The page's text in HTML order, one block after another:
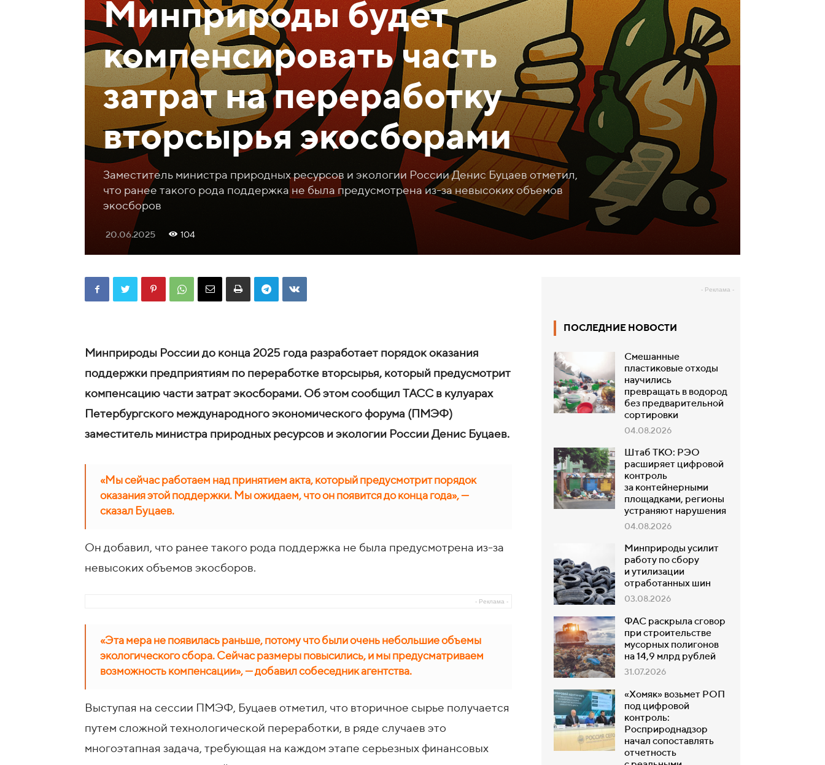
Минприроды будет
компенсировать часть
затрат на переработку
вторсырья экосборами
Заместитель министра природных ресурсов и экологии России Денис Буцаев отметил,
что ранее такого рода поддержка не была предусмотрена из-за невысоких объемов
экосборов
20.06.2025 104
Минприроды России до конца 2025 года разработает порядок оказания
поддержки предприятиям по переработке вторсырья, который предусмотрит
компенсацию части затрат экосборами. Об этом сообщил ТАСС в кулуарах
Петербургского международного экономического форума (ПМЭФ)
заместитель министра природных ресурсов и экологии России Денис Буцаев.
«Мы сейчас работаем над принятием акта, который предусмотрит порядок
оказания этой поддержки. Мы ожидаем, что он появится до конца года», —
сказал Буцаев.
Он добавил, что ранее такого рода поддержка не была предусмотрена из-за
невысоких объемов экосборов.
- Реклама -
«Эта мера не появилась раньше, потому что были очень небольшие объемы
экологического сбора. Сейчас размеры повысились, и мы предусматриваем
возможность компенсации», — добавил собеседник агентства.
Выступая на сессии ПМЭФ, Буцаев отметил, что вторичное сырье получается
путем сложной технологической переработки, в ряде случаев это
многоэтапная задача, требующая на каждом этапе серьезных финансовых
- Реклама -
ПОСЛЕДНИЕ НОВОСТИ
Смешанные
пластиковые отходы
научились
превращать в водород
без предварительной
сортировки
04.08.2026
Штаб ТКО: РЭО
расширяет цифровой
контроль
за контейнерными
площадками, регионы
устраняют нарушения
04.08.2026
Минприроды усилит
работу по сбору
и утилизации
отработанных шин
03.08.2026
ФАС раскрыла сговор
при строительстве
мусорных полигонов
на 14,9 млрд рублей
31.07.2026
«Хомяк» возьмет РОП
под цифровой
контроль:
Росприроднадзор
начал сопоставлять
отчетность